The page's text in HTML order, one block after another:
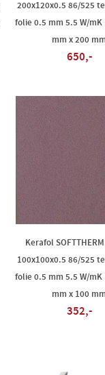
200x120x0.5 86/525
folie 0.5 mm 5.5 W/mK
mm x 200
650,-
Kerafol
100x100x0.5 86/525
folie 0.5 mm 5.5 W/mK
mm x 100
352,-